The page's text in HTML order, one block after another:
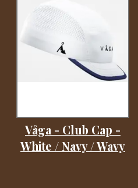
Våga - Club Cap -
White / Navy / Wavy